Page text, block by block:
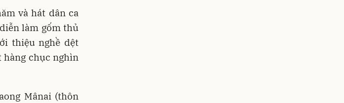
và hát dân ca
làm gốm thủ
thiệu nghề dệt
hàng chục nghìn
Mânai (thôn